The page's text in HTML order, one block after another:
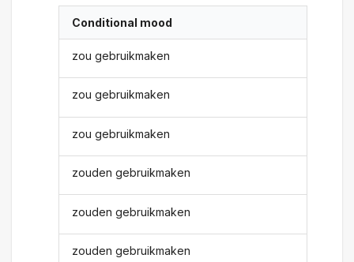
Conditional mood
zou gebruikmaken
zou gebruikmaken
zou gebruikmaken
zouden gebruikmaken
zouden gebruikmaken
zouden gebruikmaken